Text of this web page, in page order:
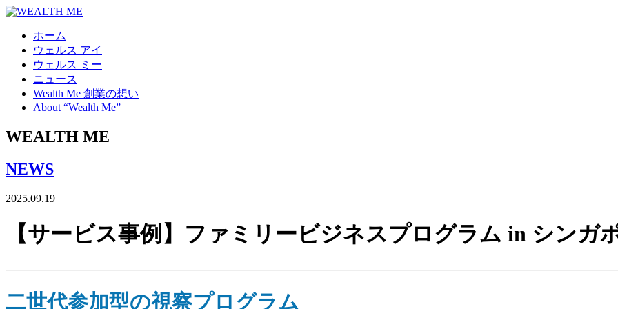
ホーム
ウェルス アイ
ウェルス ミー
ニュース
Wealth Me 創業の想い
About “Wealth Me”
WEALTH ME
NEWS
2025.09.19
【サービス事例】ファミリービジネスプログラム in シンガ
二世代参加型の視察プログラム